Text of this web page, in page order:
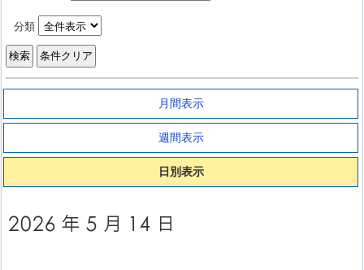
分類
月間表示
週間表示
日別表示